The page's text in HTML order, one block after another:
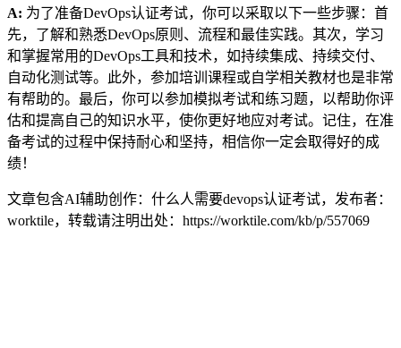
A: 为了准备DevOps认证考试，你可以采取以下一些步骤：首
先，了解和熟悉DevOps原则、流程和最佳实践。其次，学习
和掌握常用的DevOps工具和技术，如持续集成、持续交付、
自动化测试等。此外，参加培训课程或自学相关教材也是非常
有帮助的。最后，你可以参加模拟考试和练习题，以帮助你评
估和提高自己的知识水平，使你更好地应对考试。记住，在准
备考试的过程中保持耐心和坚持，相信你一定会取得好的成
绩！
文章包含AI辅助创作：什么人需要devops认证考试，发布者：
worktile，转载请注明出处： https://worktile.com/kb/p/557069